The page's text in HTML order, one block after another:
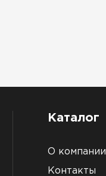
Каталог
О компании
Контакты